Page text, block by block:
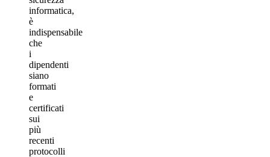
informatica,
è
indispensabile
che
i
dipendenti
siano
formati
e
certificati
sui
più
recenti
protocolli